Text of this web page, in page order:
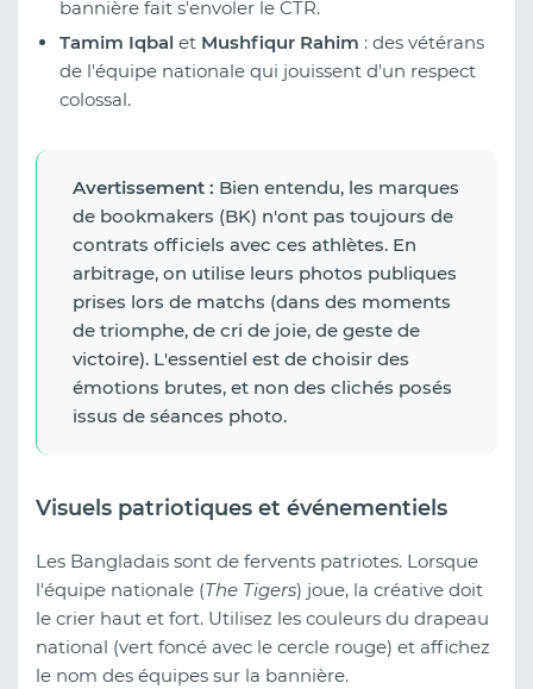
bannière fait s'envoler le CTR.
Tamim Iqbal et Mushfiqur Rahim : des vétérans
de l'équipe nationale qui jouissent d'un respect
colossal.
Avertissement : Bien entendu, les marques
de bookmakers (BK) n'ont pas toujours de
contrats officiels avec ces athlètes. En
arbitrage, on utilise leurs photos publiques
prises lors de matchs (dans des moments
de triomphe, de cri de joie, de geste de
victoire). L'essentiel est de choisir des
émotions brutes, et non des clichés posés
issus de séances photo.
Visuels patriotiques et événementiels
Les Bangladais sont de fervents patriotes. Lorsque
l'équipe nationale (The Tigers) joue, la créative doit
le crier haut et fort. Utilisez les couleurs du drapeau
national (vert foncé avec le cercle rouge) et affichez
le nom des équipes sur la bannière.